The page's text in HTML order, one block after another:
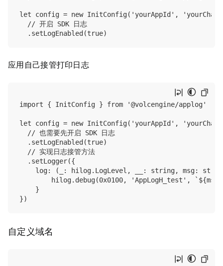
let config = new InitConfig('yourAppId',
  // 开启 SDK 日志
应用自己接管打印日志
import { InitConfig } from '@volcengine/applog'
let config = new InitConfig('yourAppId',
  // 也需要先开启 SDK 日志
  .setLogEnabled(true)
  // 实现日志接管方法
  .setLogger({
log: (_: hilog.LogLevel, __: string, msg:
hilog.debug(0x0100, 'AppLogH_test',
    }
自定义域名